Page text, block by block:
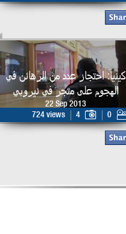
كينيا: احتجاز عدد من الرهائن في
الهجوم على متجر في نيروبي
22 Sep 2013
724 views
4 0